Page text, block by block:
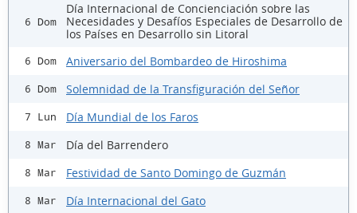
6 Dom
Día Internacional de Concienciación sobre las
Necesidades y Desafíos Especiales de Desarrollo de
los Países en Desarrollo sin Litoral
6 Dom Aniversario del Bombardeo de Hiroshima
6 Dom Solemnidad de la Transfiguración del Señor
7 Lun Día Mundial de los Faros
8 Mar Día del Barrendero
8 Mar Festividad de Santo Domingo de Guzmán
8 Mar Día Internacional del Gato